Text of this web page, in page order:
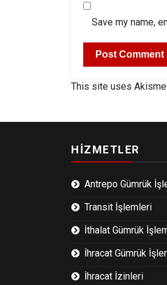
Save my name,
This site uses
HİZMETLER
Antrepo Gümrük
Transit İşlemleri
İthalat Gümrük
İhracat Gümrük
İhracat İzinleri